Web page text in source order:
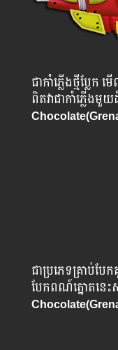
ជាកាំភ្លើងថ្មីប្លែ
ពិតវាជាកាំភ្លើងមួយ
ជាប្រភេទគ្រាប់បែ
បែកពណ៍ត្នោតនេះ